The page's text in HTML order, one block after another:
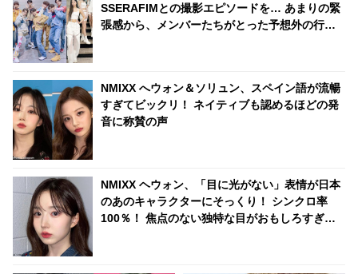
SSERAFIMとの撮影エピソードを… あまりの緊
張感から、メンバーたちがとった予想外の行動
NMIXX へウォン＆ソリュン、スペイン語が流暢
すぎてビックリ！ ネイティブも認めるほどの発
音に称賛の声
NMIXX ヘウォン、「目に光がない」表情が日本
のあのキャラクターにそっくり！ シンクロ率
100％！ 焦点のない独特な目がおもしろすぎる